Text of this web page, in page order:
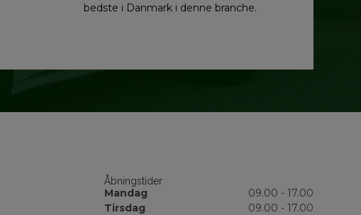
bedste i Danmark i denne branche.
Åbningstider
Mandag
09.00 - 17.00
Tirsdag
09.00 - 17.00